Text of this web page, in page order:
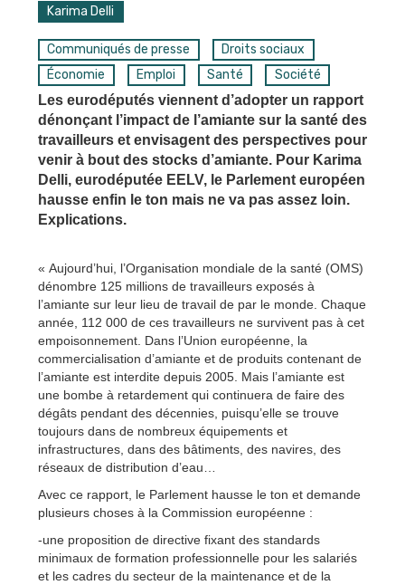
Karima Delli
Communiqués de presse
Droits sociaux
Économie
Emploi Santé
Société
Les eurodéputés viennent d’adopter un rapport
dénonçant l’impact de l’amiante sur la santé des
travailleurs et envisagent des perspectives pour
venir à bout des stocks d’amiante. Pour Karima
Delli, eurodéputée EELV, le Parlement européen
hausse enfin le ton mais ne va pas assez loin.
Explications.
« Aujourd’hui, l’Organisation mondiale de la santé (OMS)
dénombre 125 millions de travailleurs exposés à
l’amiante sur leur lieu de travail de par le monde. Chaque
année, 112 000 de ces travailleurs ne survivent pas à cet
empoisonnement. Dans l’Union européenne, la
commercialisation d’amiante et de produits contenant de
l’amiante est interdite depuis 2005. Mais l’amiante est
une bombe à retardement qui continuera de faire des
dégâts pendant des décennies, puisqu’elle se trouve
toujours dans de nombreux équipements et
infrastructures, dans des bâtiments, des navires, des
réseaux de distribution d’eau…
Avec ce rapport, le Parlement hausse le ton et demande
plusieurs choses à la Commission européenne :
-une proposition de directive fixant des standards
minimaux de formation professionnelle pour les salariés
et les cadres du secteur de la maintenance et de la